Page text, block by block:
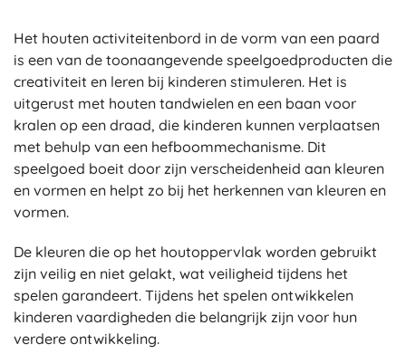
Het houten activiteitenbord in de vorm van een paard
is een van de toonaangevende speelgoedproducten die
creativiteit en leren bij kinderen stimuleren. Het is
uitgerust met houten tandwielen en een baan voor
kralen op een draad, die kinderen kunnen verplaatsen
met behulp van een hefboommechanisme. Dit
speelgoed boeit door zijn verscheidenheid aan kleuren
en vormen en helpt zo bij het herkennen van kleuren en
vormen.
De kleuren die op het houtoppervlak worden gebruikt
zijn veilig en niet gelakt, wat veiligheid tijdens het
spelen garandeert. Tijdens het spelen ontwikkelen
kinderen vaardigheden die belangrijk zijn voor hun
verdere ontwikkeling.